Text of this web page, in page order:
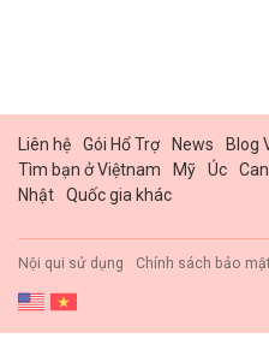
Liên hệ Gói Hổ Trợ News Blog
Tìm bạn ở Việtnam
Mỹ Úc
Nhật
Quốc gia khác
Nội qui sử dụng Chính sách bảo